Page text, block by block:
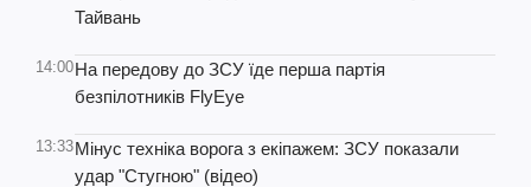
Тайвань
14:00На передову до ЗСУ їде перша партія
безпілотників FlyEye
13:33Мінус техніка ворога з екіпажем: ЗСУ показали
удар "Стугною" (відео)